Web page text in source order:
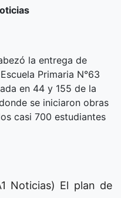
la entrega de
Primaria N°63
en 44 y 155 de la
se iniciaron obras
casi 700 estudiantes
Noticias) El plan de